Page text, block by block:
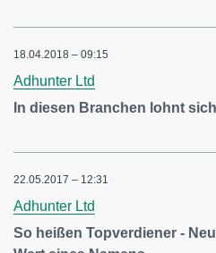
18.04.2018 – 09:15
Adhunter Ltd
In diesen Branchen lohnt
22.05.2017 – 12:31
Adhunter Ltd
So heißen Topverdiener -